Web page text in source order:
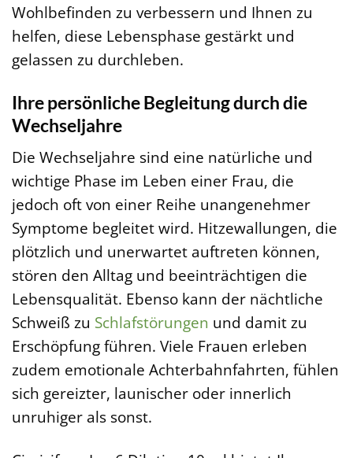
Wohlbefinden zu verbessern und Ihnen zu
helfen, diese Lebensphase gestärkt und
gelassen zu durchleben.
Ihre persönliche Begleitung durch die
Wechseljahre
Die Wechseljahre sind eine natürliche und
wichtige Phase im Leben einer Frau, die
jedoch oft von einer Reihe unangenehmer
Symptome begleitet wird. Hitzewallungen, die
plötzlich und unerwartet auftreten können,
stören den Alltag und beeinträchtigen die
Lebensqualität. Ebenso kann der nächtliche
Schweiß zu Schlafstörungen und damit zu
Erschöpfung führen. Viele Frauen erleben
zudem emotionale Achterbahnfahrten, fühlen
sich gereizter, launischer oder innerlich
unruhiger als sonst.